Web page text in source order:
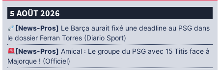
5 AOÛT 2026
[News-Pros] Le Barça aurait fixé une deadline au PSG dans
le dossier Ferran Torres (Diario Sport)
[News-Pros] Amical : Le groupe du PSG avec 15 Titis face à
Majorque ! (Officiel)